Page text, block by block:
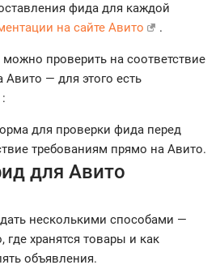
фида для каждой
на сайте Авито .
проверить на соответствие
— для этого есть
:
для Авито
несколькими способами —
где хранятся товары и как
объявления.